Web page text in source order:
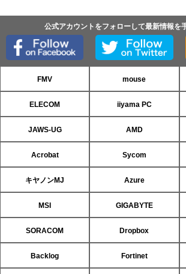
公式アカウントをフォローして最新情報を
FMV mouse
ELECOM iiyama PC
JAWS-UG AMD
Acrobat Sycom
キヤノンMJ Azure
MSI GIGABYTE
SORACOM Dropbox
Backlog Fortinet